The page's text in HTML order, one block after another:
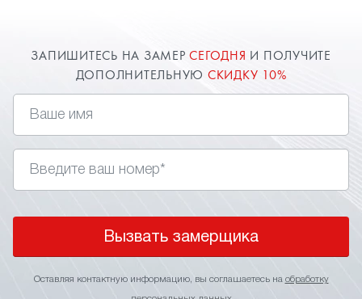
ЗАПИШИТЕСЬ НА ЗАМЕРСЕГОДНЯ И ПОЛУЧИТЕ
ДОПОЛНИТЕЛЬНУЮ СКИДКУ 10%
Вызвать замерщика
Оставляя контактную информацию, вы соглашаетесь на обработку